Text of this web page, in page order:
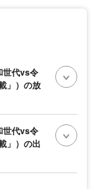
世代vs令
」）の放
世代vs令
」）の出